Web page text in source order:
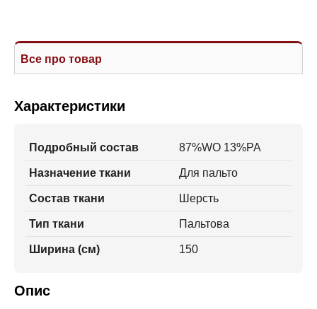
Все про товар
Характеристики
Подробный состав 87%WO 13%PA
Назначение ткани Для пальто
Состав ткани Шерсть
Тип ткани Пальтова
Ширина (см) 150
Опис